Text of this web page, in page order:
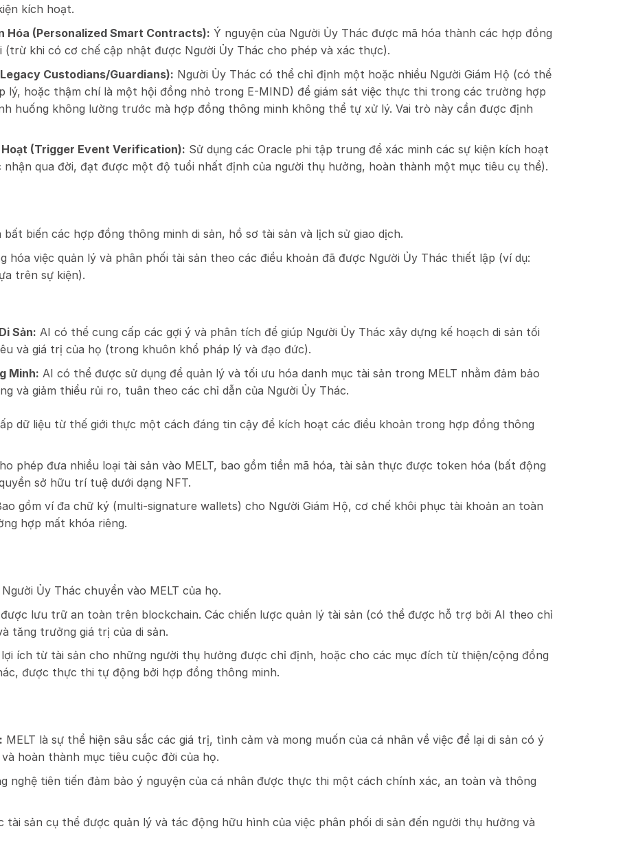
kích hoạt.
Hóa (Personalized Smart Contracts): Ý nguyện của Người Ủy Thác được mã hóa thành các hợp đồng
khi có cơ chế cập nhật được Người Ủy Thác cho phép và xác thực).
Custodians/Guardians): Người Ủy Thác có thể chỉ định một hoặc nhiều Người Giám Hộ (có thể
lý, hoặc thậm chí là một hội đồng nhỏ trong E-MIND) để giám sát việc thực thi trong các trường hợp
huống không lường trước mà hợp đồng thông minh không thể tự xử lý. Vai trò này cần được định
Hoạt (Trigger Event Verification): Sử dụng các Oracle phi tập trung để xác minh các sự kiện kích hoạt
nhận qua đời, đạt được một độ tuổi nhất định của người thụ hưởng, hoàn thành một mục tiêu cụ thể).
biến các hợp đồng thông minh di sản, hồ sơ tài sản và lịch sử giao dịch.
hóa việc quản lý và phân phối tài sản theo các điều khoản đã được Người Ủy Thác thiết lập (ví dụ:
trên sự kiện).
Sản: AI có thể cung cấp các gợi ý và phân tích để giúp Người Ủy Thác xây dựng kế hoạch di sản tối
và giá trị của họ (trong khuôn khổ pháp lý và đạo đức).
Minh: AI có thể được sử dụng để quản lý và tối ưu hóa danh mục tài sản trong MELT nhằm đảm bảo
và giảm thiểu rủi ro, tuân theo các chỉ dẫn của Người Ủy Thác.
dữ liệu từ thế giới thực một cách đáng tin cậy để kích hoạt các điều khoản trong hợp đồng thông
phép đưa nhiều loại tài sản vào MELT, bao gồm tiền mã hóa, tài sản thực được token hóa (bất động
sở hữu trí tuệ dưới dạng NFT.
gồm ví đa chữ ký (multi-signature wallets) cho Người Giám Hộ, cơ chế khôi phục tài khoản an toàn
hợp mất khóa riêng.
Ủy Thác chuyển vào MELT của họ.
được lưu trữ an toàn trên blockchain. Các chiến lược quản lý tài sản (có thể được hỗ trợ bởi AI theo chỉ
tăng trưởng giá trị của di sản.
ích từ tài sản cho những người thụ hưởng được chỉ định, hoặc cho các mục đích từ thiện/cộng đồng
được thực thi tự động bởi hợp đồng thông minh.
MELT là sự thể hiện sâu sắc các giá trị, tình cảm và mong muốn của cá nhân về việc để lại di sản có ý
hoàn thành mục tiêu cuộc đời của họ.
nghệ tiên tiến đảm bảo ý nguyện của cá nhân được thực thi một cách chính xác, an toàn và thông
tài sản cụ thể được quản lý và tác động hữu hình của việc phân phối di sản đến người thụ hưởng và